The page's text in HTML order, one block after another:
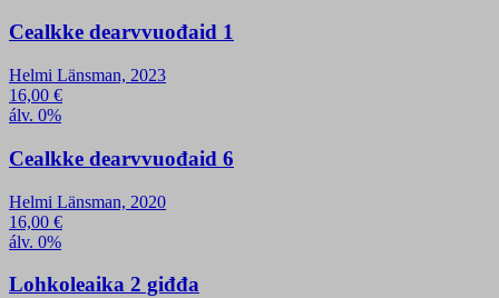
Cealkke dearvvuođaid 1
Helmi Länsman, 2023
16,00 €
álv. 0%
Cealkke dearvvuođaid 6
Helmi Länsman, 2020
16,00 €
álv. 0%
Lohkoleaika 2 giđđa